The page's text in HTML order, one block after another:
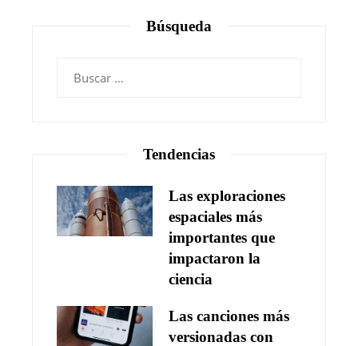
Búsqueda
Tendencias
Las exploraciones
espaciales más
importantes que
impactaron la
ciencia
Las canciones más
versionadas con